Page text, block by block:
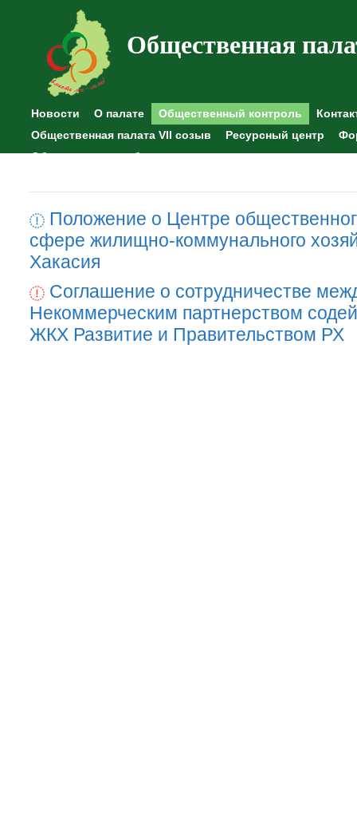
Общественная
Новости О палате Общественный контроль
Общественная палата VII созыв
Ресурсный центр
Общественные наблюдения
Положение о Центре
сфере жилищно-коммунального
Хакасия
Соглашение о сотрудничестве
Некоммерческим партнерством
ЖКХ Развитие и Правительством РХ